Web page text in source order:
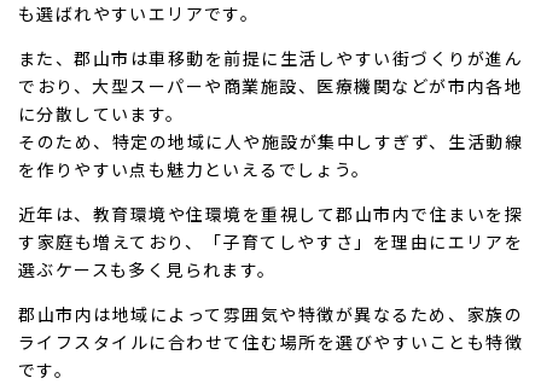
も選ばれやすいエリアです。
また、郡山市は車移動を前提に生活しやすい街づくりが進ん
でおり、大型スーパーや商業施設、医療機関などが市内各地
に分散しています。
そのため、特定の地域に人や施設が集中しすぎず、生活動線
を作りやすい点も魅力といえるでしょう。
近年は、教育環境や住環境を重視して郡山市内で住まいを探
す家庭も増えており、「子育てしやすさ」を理由にエリアを
選ぶケースも多く見られます。
郡山市内は地域によって雰囲気や特徴が異なるため、家族の
ライフスタイルに合わせて住む場所を選びやすいことも特徴
です。